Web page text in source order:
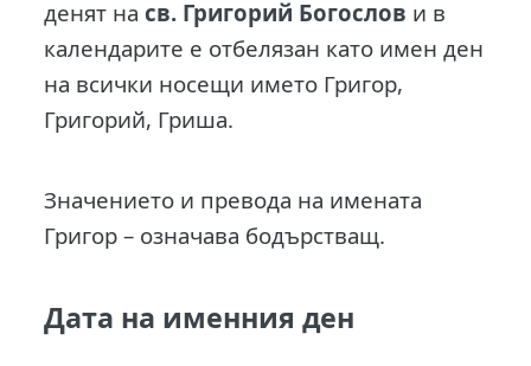
денят насв. Григорий Богослов и в
календарите е отбелязан като имен ден
на всички носещи името Григор,
Григорий, Гриша.
Значението и превода на имената
Григор – означава бодърстващ.
Дата на именния ден